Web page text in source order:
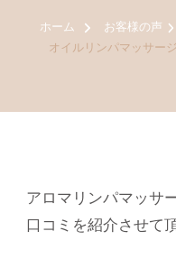
ホーム お客様の声
オイルリンパマッサー
アロマリンパマッサ
口コミを紹介させて